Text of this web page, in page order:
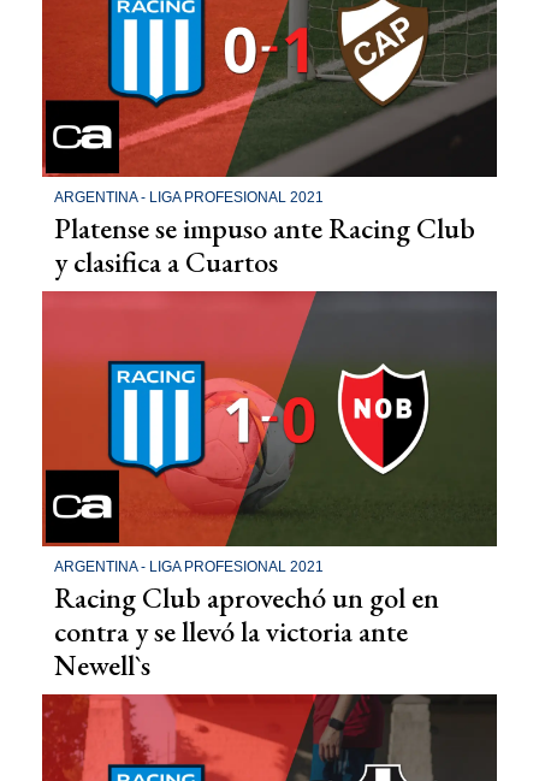
ARGENTINA - LIGA PROFESIONAL 2021
Platense se impuso ante Racing Club
y clasifica a Cuartos
ARGENTINA - LIGA PROFESIONAL 2021
Racing Club aprovechó un gol en
contra y se llevó la victoria ante
Newell`s